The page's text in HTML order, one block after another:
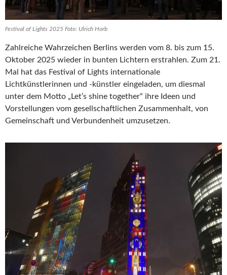
Festival of Lights 2025 Foto: Ulrich Horb
Zahlreiche Wahrzeichen Berlins werden vom 8. bis zum 15.
Oktober 2025 wieder in bunten Lichtern erstrahlen. Zum 21.
Mal hat das Festival of Lights internationale
Lichtkünstlerinnen und -künstler eingeladen, um diesmal
unter dem Motto „Let’s shine together“ ihre Ideen und
Vorstellungen vom gesellschaftlichen Zusammenhalt, von
Gemeinschaft und Verbundenheit umzusetzen.